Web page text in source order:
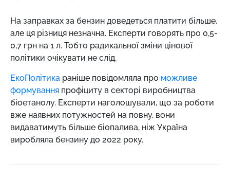
На заправках за бензин доведеться платити більше,
але ця різниця незначна. Експерти говорять про 0,5-
0,7 грн на 1 л. Тобто радикальної зміни цінової
політики очікувати не слід.
ЕкоПолітика раніше повідомляла про можливе
формування профіциту в секторі виробництва
біоетанолу. Експерти наголошували, що за роботи
вже наявних потужностей на повну, вони
видаватимуть більше біопалива, ніж Україна
виробляла бензину до 2022 року.